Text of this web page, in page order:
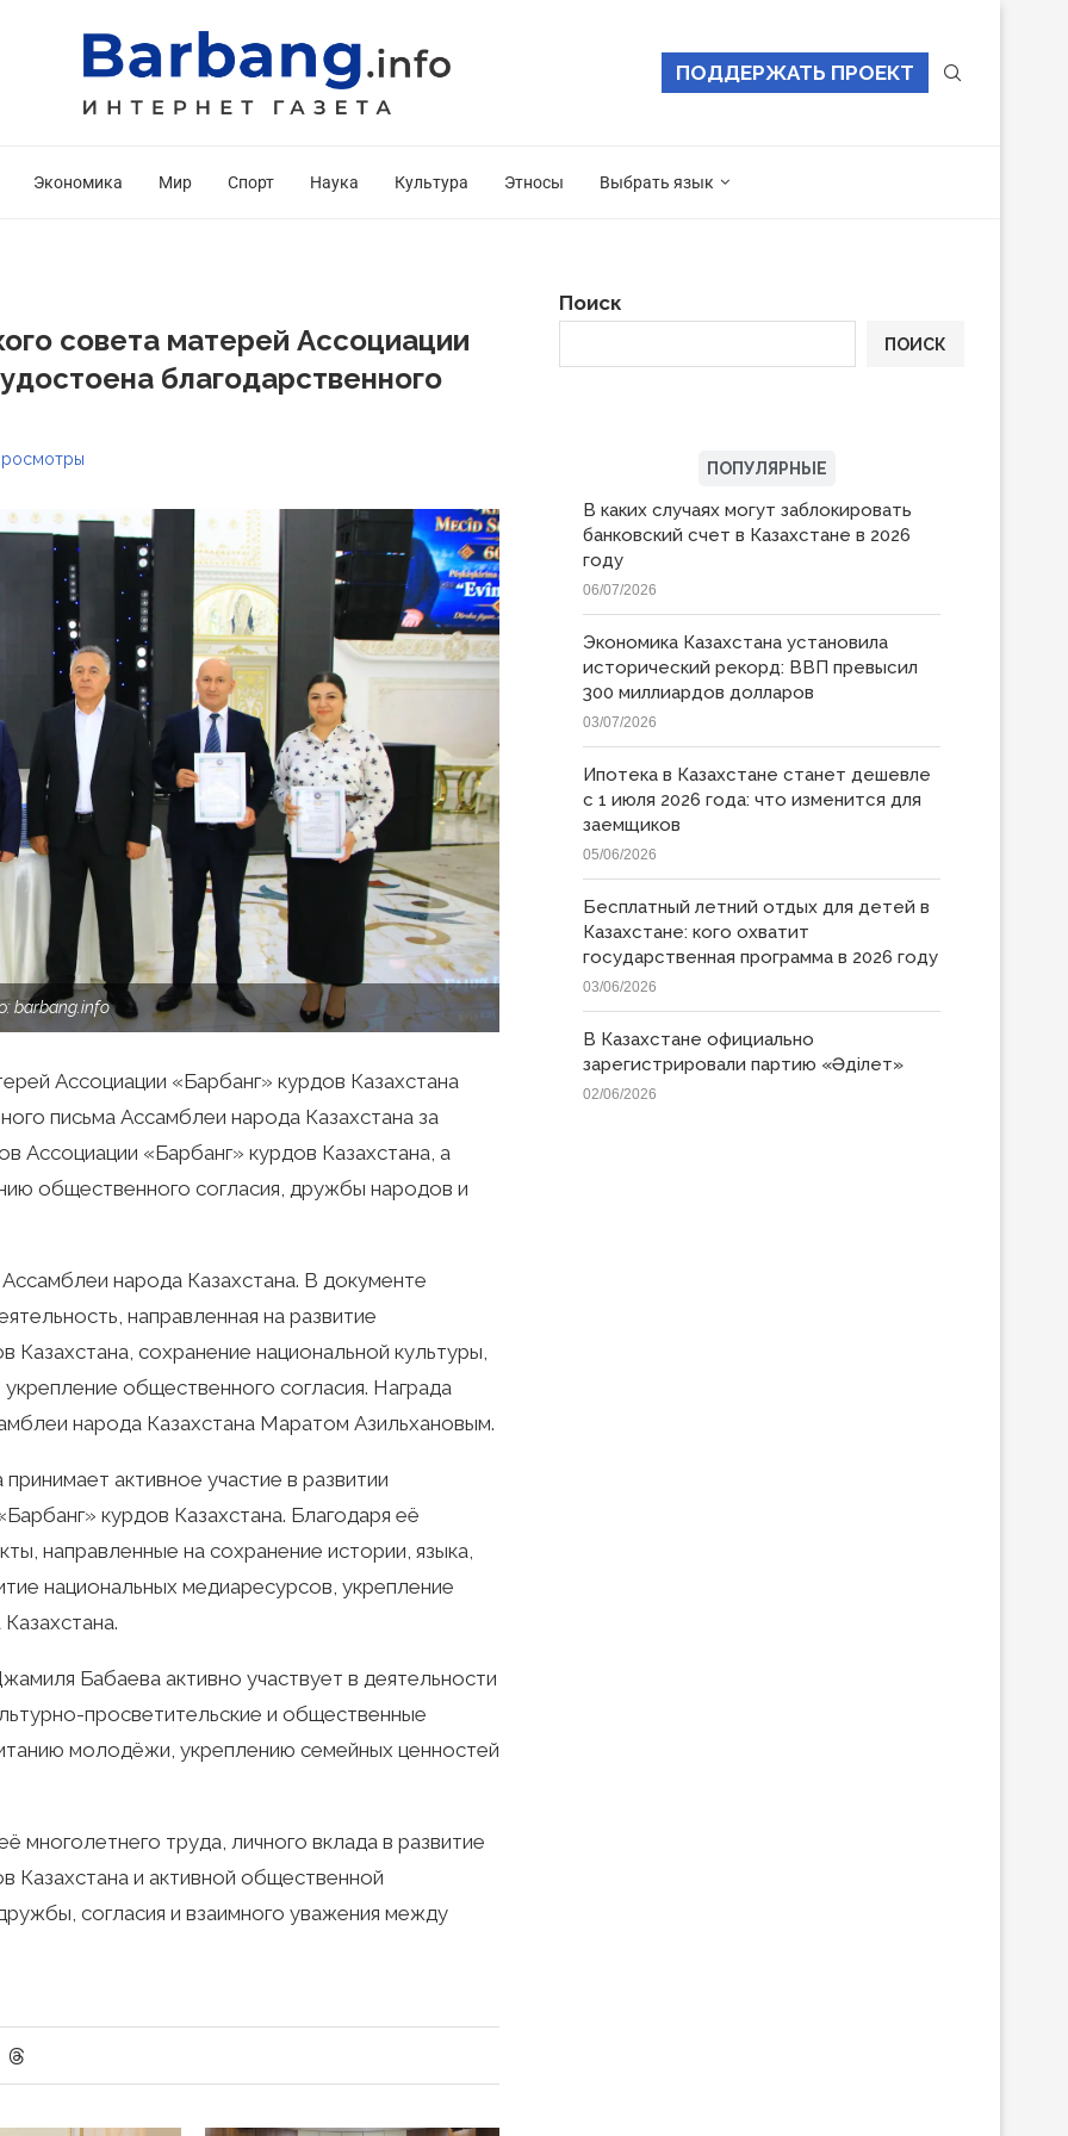
ПОДДЕРЖАТЬ ПРОЕКТ
Экономика Мир Спорт Наука Культура Этносы Выбрать язык
совета матерей Ассоциации
благодарственного
barbang.info
Ассоциации «Барбанг» курдов Казахстана
письма Ассамблеи народа Казахстана за
Ассоциации «Барбанг» курдов Казахстана, а
общественного согласия, дружбы народов и
народа Казахстана. В документе
направленная на развитие
сохранение национальной культуры,
общественного согласия. Награда
народа Казахстана Маратом Азильхановым.
активное участие в развитии
курдов Казахстана. Благодаря её
направленные на сохранение истории, языка,
национальных медиаресурсов, укрепление
Бабаева активно участвует в деятельности
просветительские и общественные
молодёжи, укреплению семейных ценностей
многолетнего труда, личного вклада в развитие
Казахстана и активной общественной
согласия и взаимного уважения между
Поиск
ПОИСК
ПОПУЛЯРНЫЕ
В каких случаях могут заблокировать
банковский счет в Казахстане в 2026
году
06/07/2026
Экономика Казахстана установила
исторический рекорд: ВВП превысил
300 миллиардов долларов
03/07/2026
Ипотека в Казахстане станет дешевле
с 1 июля 2026 года: что изменится для
заемщиков
05/06/2026
Бесплатный летний отдых для детей в
Казахстане: кого охватит
государственная программа в 2026 году
03/06/2026
В Казахстане официально
зарегистрировали партию «Əділет»
02/06/2026